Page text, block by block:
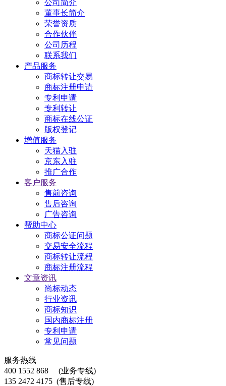
公司简介
董事长简介
荣誉资质
合作伙伴
公司历程
联系我们
产品服务
商标转让交易
商标注册申请
专利申请
专利转让
商标在线公证
版权登记
增值服务
天猫入驻
京东入驻
推广合作
客户服务
售前咨询
售后咨询
广告咨询
帮助中心
商标公证问题
交易安全流程
商标转让流程
商标注册流程
文章资讯
尚标动态
行业资讯
商标知识
国内商标注册
专利申请
常见问题
服务热线
400 1552 868
(业务专线)
135 2472 4175 (售后专线)